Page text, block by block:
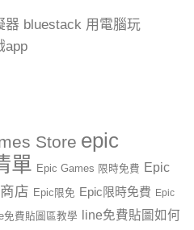
器 bluestack 用電腦玩
app
Store epic
單 Epic Games 限時免費 Epic
店 Epic限免 Epic限時免費 Epic
免費貼圖區教學
line免費貼圖如何